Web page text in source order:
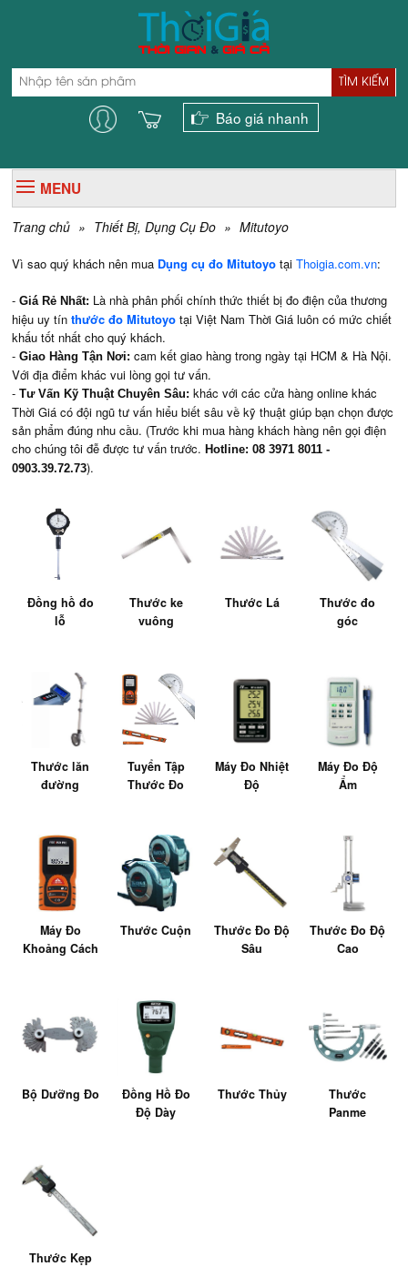
TÌM KIẾM
Báo giá nhanh
MENU
Trang chủ » Thiết Bị, Dụng Cụ Đo » Mitutoyo
Vì sao quý khách nên mua Dụng cụ đo Mitutoyo tạiThoigia.com.vn:
-Giá Rẻ Nhất: Là nhà phân phối chính thức thiết bị đo điện của thương
hiệu uy tínthước đo Mitutoyo tại Việt NamThời Giá luôn có mức chiết
khấu tốt nhất cho quý khách.
-Giao Hàng Tận Nơi:cam kết giao hàng trong ngày tại HCM & Hà Nội.
Với địa điểm khác vui lòng gọi tư vấn.
-Tư Vấn Kỹ Thuật Chuyên Sâu: khác với các cửa hàng online khác
Thời Giá có đội ngũ tư vấn hiểu biết sâu về kỹ thuật giúp bạn chọn được
sản phẩm đúng nhu cầu. (Trước khi mua hàng khách hàng nên gọi điện
cho chúng tôi đễ được tư vấn trước.Hotline: 08 3971 8011 -
0903.39.72.73).
Đồng hồ đo
lỗ
Thước ke
vuông
Thước Lá
Thước đo
góc
Thước lăn
đường
Tuyển Tập
Thước Đo
Máy Đo Nhiệt
Độ
Máy Đo Độ
Ẩm
Máy Đo
Khoảng Cách
Thước Cuộn
Thước Đo Độ
Sâu
Thước Đo Độ
Cao
Bộ Dưỡng Đo
Đồng Hồ Đo
Độ Dày
Thước Thủy
Thước
Panme
Thước Kẹp